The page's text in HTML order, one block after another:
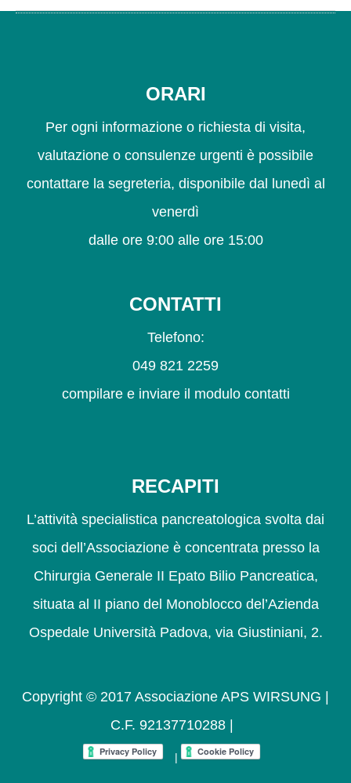
ORARI
Per ogni informazione o richiesta di visita,
valutazione o consulenze urgenti è possibile
contattare la segreteria, disponibile dal lunedì al
venerdì
dalle ore 9:00 alle ore 15:00
CONTATTI
Telefono:
049 821 2259
compilare e inviare il modulo contatti
RECAPITI
L’attività specialistica pancreatologica svolta dai
soci dell’Associazione è concentrata presso la
Chirurgia Generale II Epato Bilio Pancreatica,
situata al II piano del Monoblocco del’Azienda
Ospedale Università Padova, via Giustiniani, 2.
Copyright © 2017 Associazione APS WIRSUNG |
C.F. 92137710288 |
|